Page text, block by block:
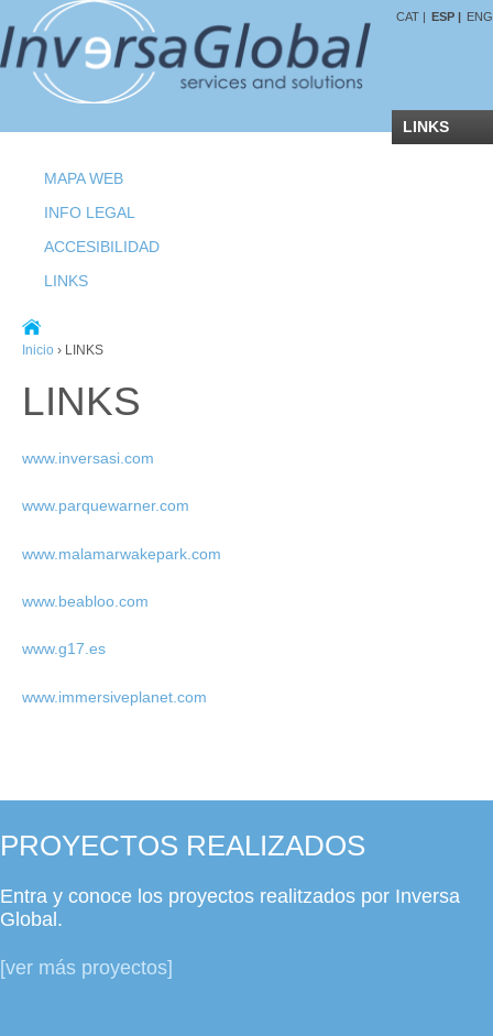
CAT | ESP | ENG
LINKS
MAPA WEB
INFO LEGAL
ACCESIBILIDAD
LINKS
Inicio › LINKS
LINKS
www.inversasi.com
www.parquewarner.com
www.malamarwakepark.com
www.beabloo.com
www.g17.es
www.immersiveplanet.com
PROYECTOS REALIZADOS
Entra y conoce los proyectos realitzados por Inversa
Global.
[ver más proyectos]